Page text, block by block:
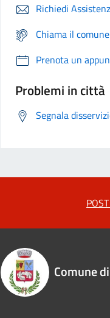
Richiedi
Chiama il
Prenota un
Problemi in città
Segnala
Comune